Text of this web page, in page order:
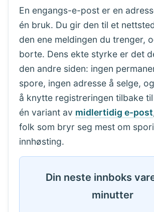
En engangs-e-post er en
én bruk. Du gir den til et
den ene meldingen du trenger,
borte. Dens ekte styrke er det
den andre siden: ingen
spore, ingen adresse å selge,
å knytte registreringen tilbake
én variant av midlertidig e-post
folk som bryr seg mest om
innhøsting.
Din neste innboks
minutter